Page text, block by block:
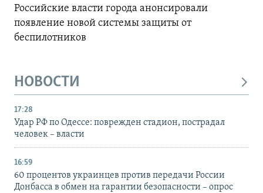
Российские власти города анонсировали
появление новой системы защиты от
беспилотников
НОВОСТИ
17:28
Удар РФ по Одессе: поврежден стадион, пострадал
человек – власти
16:59
60 процентов украинцев против передачи России
Донбасса в обмен на гарантии безопасности – опрос